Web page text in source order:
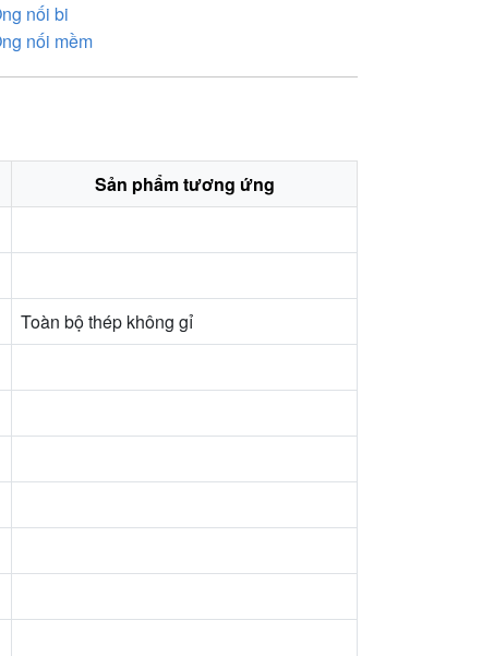
nối bi
nối mềm
Sản phẩm tương ứng
Toàn bộ thép không gỉ